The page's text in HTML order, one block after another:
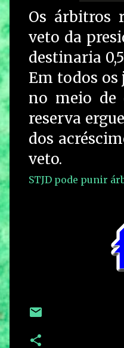
Os árbitros
veto da
destinaria
Em todos os
no meio de
reserva
dos
veto.
STJD pode punir